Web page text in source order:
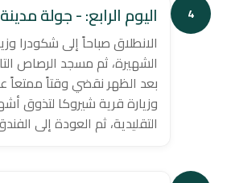
4 اليوم الرابع: - جولة
الانطلاق صباحاً إلى شكودرا
الشهيرة، ثم مسجد الرصاص
بعد الظهر نقضي وقتاً ممتعاً
وزيارة قرية شيروكا لتذوق
التقليدية، ثم العودة إلى